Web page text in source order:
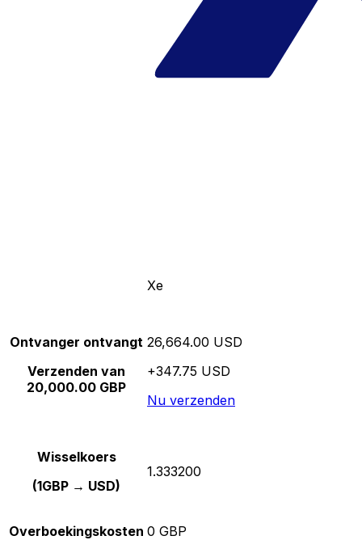
Xe
Ontvanger ontvangt
Verzenden van
20,000.00 GBP
26,664.00 USD
+347.75 USD
Nu verzenden
Wisselkoers
(1GBP → USD)
1.333200
Overboekingskosten 0 GBP